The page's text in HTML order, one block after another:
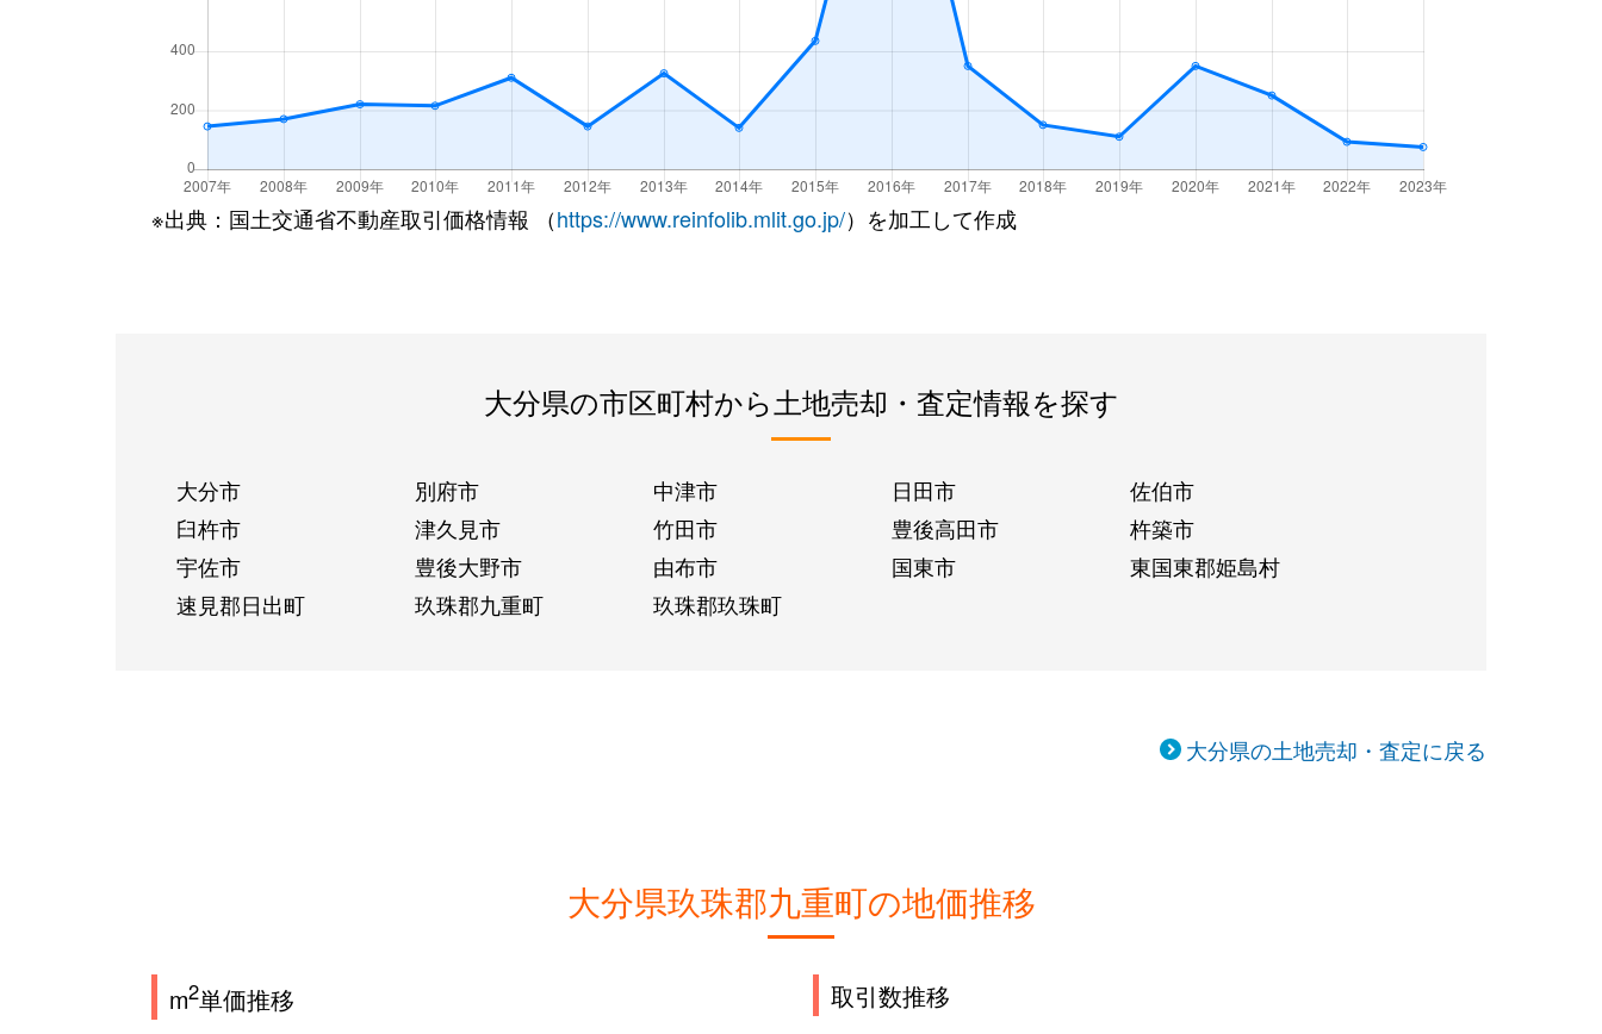
※出典：国土交通省不動産取引価格情報 （https://www.reinfolib.mlit.go.jp/）を加工して作成
大分県の市区町村から土地売却・査定情報を探す
大分市 別府市 中津市 日田市
佐伯市
臼杵市
津久見市 竹田市 豊後高田市
杵築市
宇佐市
豊後大野市 由布市 国東市
東国東郡姫島村
速見郡日出町
玖珠郡九重町 玖珠郡玖珠町
大分県の土地売却・査定に戻る
大分県玖珠郡九重町の地価推移
m2単価推移 取引数推移